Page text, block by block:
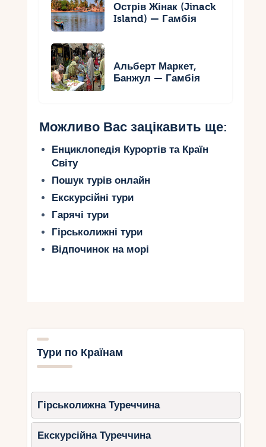
Острів Жінак (Jinack
Island) — Гамбія
Альберт Маркет,
Банжул — Гамбія
Можливо Вас зацікавить ще:
Енциклопедія Курортів та Країн
Світу
Пошук турів онлайн
Екскурсійні тури
Гарячі тури
Гірськолижні тури
Відпочинок на морі
Тури по Країнам
Гірськолижна Туреччина
Екскурсійна Туреччина